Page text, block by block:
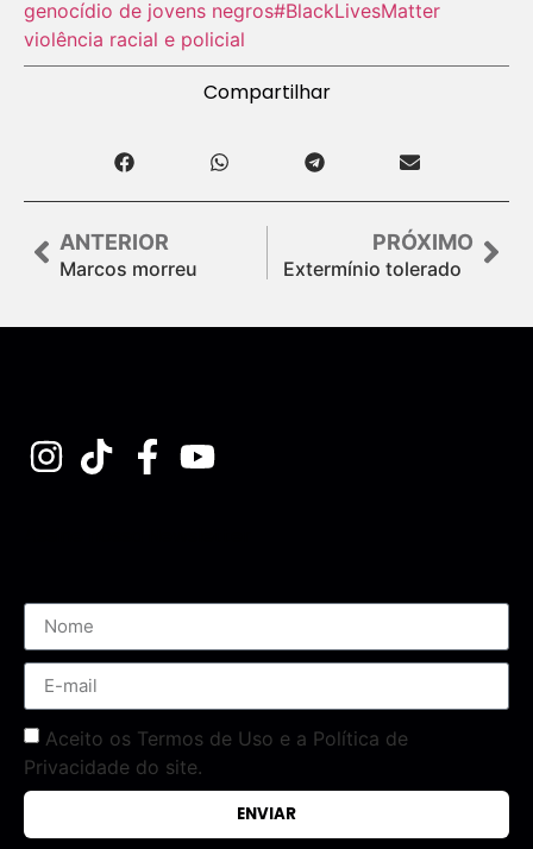
genocídio de jovens negros#BlackLivesMatter
violência racial e policial
Compartilhar
ANTERIOR
Marcos morreu
PRÓXIMO
Extermínio tolerado
Aceito os Termos de Uso e a Política de
Privacidade do site.
ENVIAR